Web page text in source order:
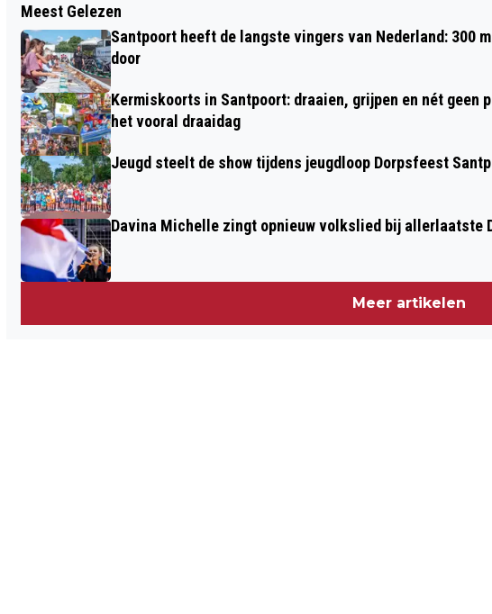
IN OVERVEEN GEEN JUNGLE, MAAR WEL
EEN SCHITTEREND WOUD
Meest Gelezen
Santpoort heeft de langste vingers van Nederland: 300
door
Kermiskoorts in Santpoort: draaien, grijpen en nét geen
het vooral draaidag
Jeugd steelt de show tijdens jeugdloop Dorpsfeest
Davina Michelle zingt opnieuw volkslied bij allerlaatste
Meer artikelen